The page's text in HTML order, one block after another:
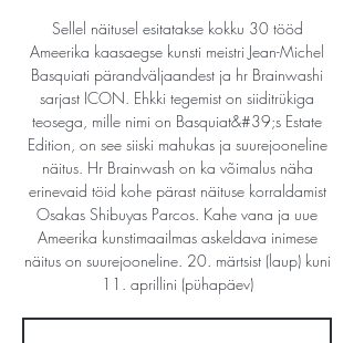
Sellel näitusel esitatakse kokku 30 tööd
Ameerika kaasaegse kunsti meistri Jean-Michel
Basquiati pärandväljaandest ja hr Brainwashi
sarjast ICON. Ehkki tegemist on siiditrükiga
teosega, mille nimi on Basquiat&#39;s Estate
Edition, on see siiski mahukas ja suurejooneline
näitus. Hr Brainwash on ka võimalus näha
erinevaid töid kohe pärast näituse korraldamist
Osakas Shibuyas Parcos. Kahe vana ja uue
Ameerika kunstimaailmas askeldava inimese
näitus on suurejooneline. 20. märtsist (laup) kuni
11. aprillini (pühapäev)